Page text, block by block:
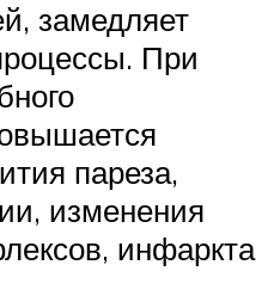
замедляет
При
пареза,
изменения
инфаркта